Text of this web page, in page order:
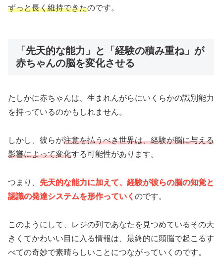
ずっと長く維持できたのです。
「先天的な能力」と「経験の積み重ね」が
赤ちゃんの脳を変化させる
たしかに赤ちゃんは、生まれんがらにいくらかの識別能力
を持っているのかもしれません。
しかし、彼らが注意を払うべき世界は、経験が脳に与える
影響によって変化する可能性があります。
つまり、 先天的な能力に加えて、経験が彼らの脳の知覚と
認識の発達システムを形作っていく のです。
このようにして、レジの列であなたを見つめているその大
きくてかわいい目に入る情報は、最終的に頭脳で起こるす
べての奇妙で素晴らしいことにつながっていくのです。